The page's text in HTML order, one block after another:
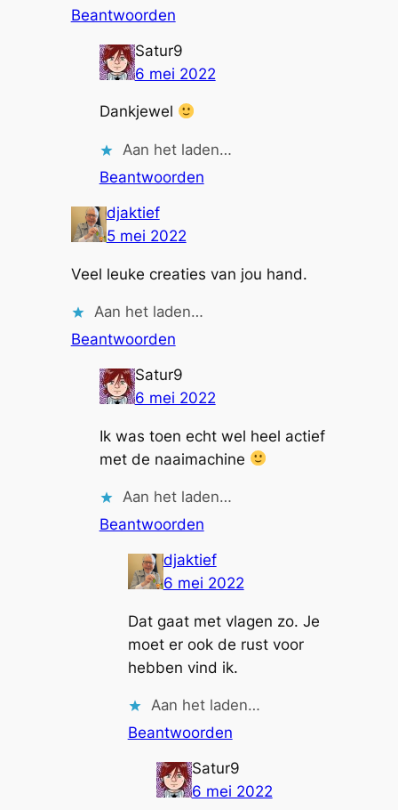
Beantwoorden
Satur9
6 mei 2022
Dankjewel
Aan het laden…
Beantwoorden
djaktief
5 mei 2022
Veel leuke creaties van jou hand.
Aan het laden…
Beantwoorden
Satur9
6 mei 2022
Ik was toen echt wel heel actief
met de naaimachine
Aan het laden…
Beantwoorden
djaktief
6 mei 2022
Dat gaat met vlagen zo. Je
moet er ook de rust voor
hebben vind ik.
Aan het laden…
Beantwoorden
Satur9
6 mei 2022